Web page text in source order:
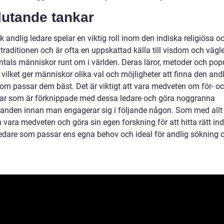
tankar
andlig ledare spelar en viktig roll inom den indiska religiösa
och är ofta en uppskattad källa till visdom och
människor runt om i världen. Deras läror, metoder och
vilket ger människor olika val och möjligheter att finna den
passar dem bäst. Det är viktigt att vara medveten om för-
som är förknippade med dessa ledare och göra noggranna
innan man engagerar sig i följande någon. Som med
vara medveten och göra sin egen forskning för att hitta rätt
som passar ens egna behov och ideal för andlig sökning